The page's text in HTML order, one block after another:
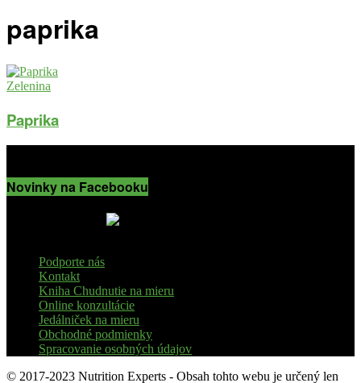
paprika
Zelenina
Paprika
Novinky na Facebooku
Podporte nás
Kontakt
Kniha Chudnutie na mieru
Online konzultácie
Jedálniček na mieru
Obchodné podmienky
Spracovanie osobných údajov
© 2017-2023 Nutrition Experts - Obsah tohto webu je určený len